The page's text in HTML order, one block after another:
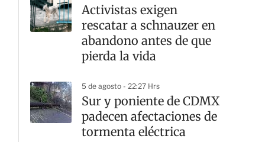
Activistas exigen
rescatar a schnauzer en
abandono antes de que
pierda la vida
5 de agosto - 22:27 Hrs
Sur y poniente de CDMX
padecen afectaciones de
tormenta eléctrica